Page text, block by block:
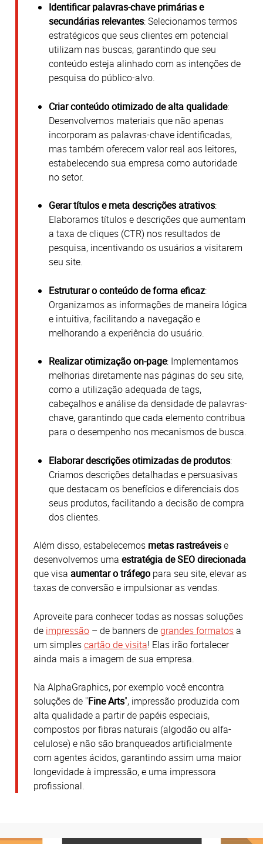
Identificar palavras-chave primárias e
secundárias relevantes:Selecionamos termos
estratégicos que seus clientes em potencial
utilizam nas buscas, garantindo que seu
conteúdo esteja alinhado com as intenções de
pesquisa do público-alvo.
Criar conteúdo otimizado de alta qualidade:
Desenvolvemos materiais que não apenas
incorporam as palavras-chave identificadas,
mas também oferecem valor real aos leitores,
estabelecendo sua empresa como autoridade
no setor.
Gerar títulos e meta descrições atrativos:
Elaboramos títulos e descrições que aumentam
a taxa de cliques (CTR) nos resultados de
pesquisa, incentivando os usuários a visitarem
seu site.
Estruturar o conteúdo de forma eficaz:
Organizamos as informações de maneira lógica
e intuitiva, facilitando a navegação e
melhorando a experiência do usuário.
Realizar otimização on-page: Implementamos
melhorias diretamente nas páginas do seu site,
como a utilização adequada de tags,
cabeçalhos e análise da densidade de palavras-
chave, garantindo que cada elemento contribua
para o desempenho nos mecanismos de busca.
Elaborar descrições otimizadas de produtos:
Criamos descrições detalhadas e persuasivas
que destacam os benefícios e diferenciais dos
seus produtos, facilitando a decisão de compra
dos clientes.
Além disso, estabelecemos metas rastreáveise
desenvolvemos uma estratégia de SEO direcionada
que visa aumentar o tráfego para seu site, elevar as
taxas de conversão e impulsionar as vendas.
Aproveite para conhecer todas as nossas soluções
de impressão – de banners degrandes formatosa
um simplescartão de visita! Elas irão fortalecer
ainda mais a imagem de sua empresa.
Na AlphaGraphics, por exemplo você encontra
soluções de "Fine Arts", impressão produzida com
alta qualidade a partir de papéis especiais,
compostos por fibras naturais (algodão ou alfa-
celulose) e não são branqueados artificialmente
com agentes ácidos, garantindo assim uma maior
longevidade à impressão, e uma impressora
profissional.